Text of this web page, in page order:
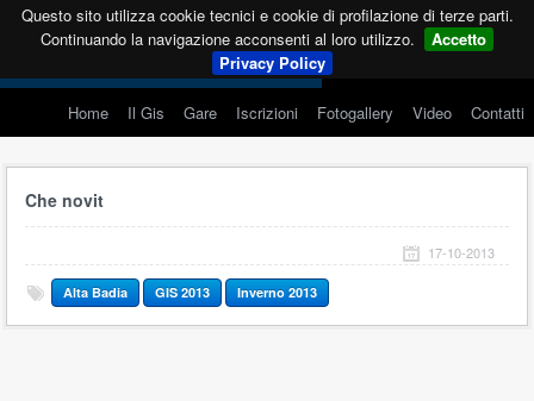
Questo sito utilizza cookie tecnici e cookie di profilazione di terze parti.
Continuando la navigazione acconsenti al loro utilizzo.
Accetto
Privacy Policy
Home Il Gis Gare Iscrizioni Fotogallery Video Contatti
Che novit
17-10-2013
Alta Badia GIS 2013 Inverno 2013